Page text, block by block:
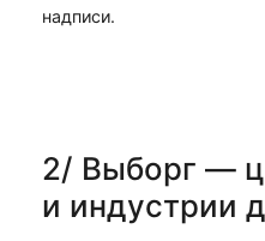
надписи.
2/ Выборг —
и индустрии